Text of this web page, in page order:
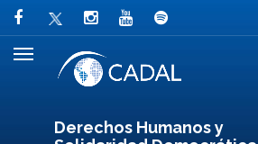
Derechos Humanos y